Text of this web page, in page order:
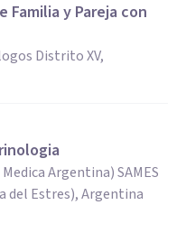
Familia y Pareja con
Distrito XV,
Argentina) SAMES
del Estres), Argentina